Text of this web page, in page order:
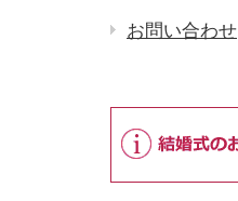
お問い合わせ